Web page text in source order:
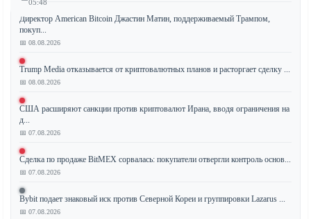
05:48
Сообщество
XRP
представило
новое
предложение,
направленное
на
атак
с
Директор American Bitcoin Джастин Матин, поддерживаемый Трампом,
покуп...
📅 08.08.2026
Trump Media отказывается от криптовалютных планов и расторгает сделку ...
📅 08.08.2026
США расширяют санкции против криптовалют Ирана, вводя ограничения на
д...
📅 07.08.2026
Сделка по продаже BitMEX сорвалась: покупатели отвергли контроль основ...
📅 07.08.2026
Bybit подает знаковый иск против Северной Кореи и группировки Lazarus ...
📅 07.08.2026